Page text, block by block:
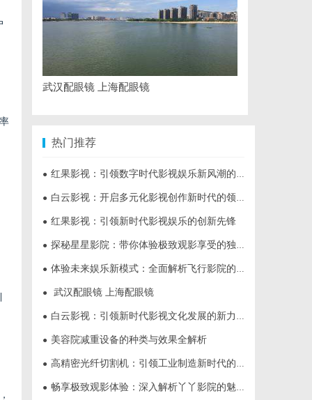
武汉配眼镜 上海配眼镜
热门推荐
● 红果影视：引领数字时代影视娱乐新风潮的多元化平台
● 白云影视：开启多元化影视创作新时代的领航者
● 红果影视：引领新时代影视娱乐的创新先锋
● 探秘星星影院：带你体验极致观影享受的独特空间
● 体验未来娱乐新模式：全面解析飞行影院的魅力与发展前景
● 武汉配眼镜 上海配眼镜
● 白云影视：引领新时代影视文化发展的新力量
● 美容院减重设备的种类与效果全解析
● 高精密光纤切割机：引领工业制造新时代的利器
● 畅享极致观影体验：深入解析丫丫影院的魅力与优势